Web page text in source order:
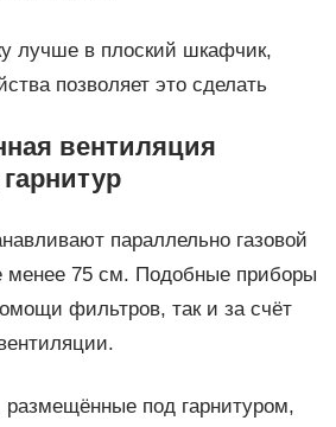
лучше в плоский шкафчик,
позволяет это сделать
вентиляция
параллельно газовой
менее 75 см. Подобные приборы
фильтров, так и за счёт
под гарнитуром,